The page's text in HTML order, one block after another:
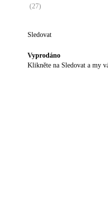
(27)
Sledovat
Vyprodáno
Klikněte na Sledovat a my